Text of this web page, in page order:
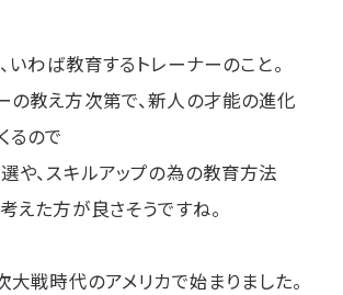
いわば教育するトレーナーのこと。
の教え方次第で、新人の才能の進化
るので
や、スキルアップの為の教育方法
えた方が良さそうですね。
大戦時代のアメリカで始まりました。